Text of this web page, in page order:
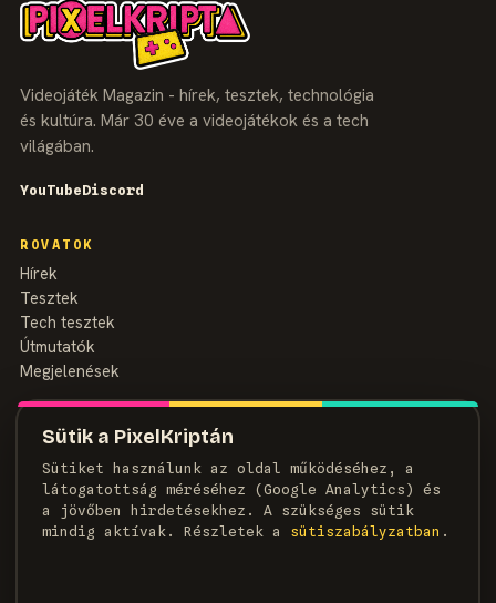
Sütik a PixelKriptán
Sütiket használunk az oldal működéséhez, a
látogatottság méréséhez (Google Analytics) és
a jövőben hirdetésekhez. A szükséges sütik
mindig aktívak. Részletek a
süti­szabályzatban .
Videojáték Magazin - hírek, tesztek, technológia
és kultúra. Már 30 éve a videojátékok és a tech
világában.
YouTubeDiscord
ROVATOK
Hírek
Tesztek
Tech tesztek
Útmutatók
Megjelenések
MAGAZIN
Szerzők
Médiaajánlat
Kapcsolat